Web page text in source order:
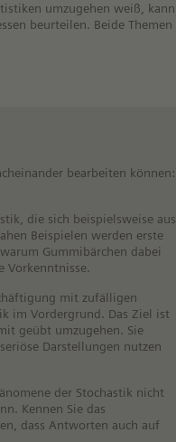
umzugehen weiß, kann
beurteilen. Beide Themen
bearbeiten können:
die sich beispielsweise aus
Beispielen werden erste
Gummibärchen dabei
Vorkenntnisse.
mit zufälligen
im Vordergrund. Das Ziel ist
geübt umzugehen. Sie
Darstellungen nutzen
der Stochastik nicht
Kennen Sie das
dass Antworten auch auf